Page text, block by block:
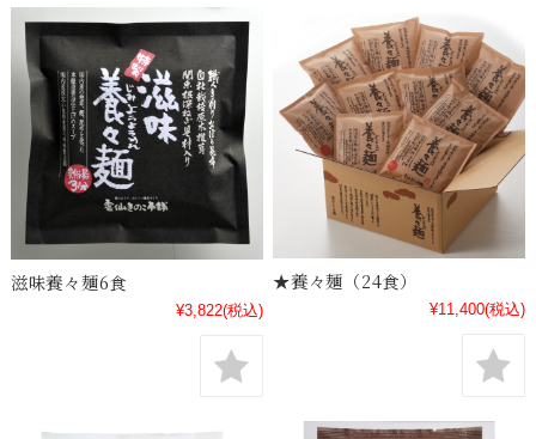
滋味養々麺6食
¥3,822(税込)
★養々麺（24食）
¥11,400(税込)